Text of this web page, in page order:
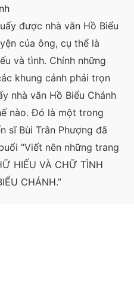
được nhà văn Hồ Biểu
của ông, cụ thể là
và tình. Chính những
khung cảnh phải trọn
nhà văn Hồ Biểu Chánh
nào. Đó là một trong
sĩ Bùi Trân Phượng đã
“Viết nên những trang
HIẾU VÀ CHỮ TÌNH
CHÁNH.”